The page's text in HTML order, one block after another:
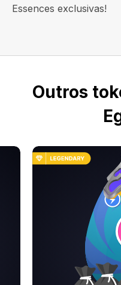
Essences exclusivas!
Outros